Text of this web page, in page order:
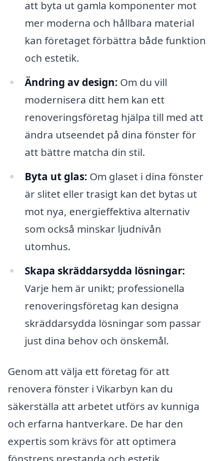
att byta ut gamla komponenter mot
mer moderna och hållbara material
kan företaget förbättra både funktion
och estetik.
Ändring av design: Om du vill
modernisera ditt hem kan ett
renoveringsföretag hjälpa till med att
ändra utseendet på dina fönster för
att bättre matcha din stil.
Byta ut glas: Om glaset i dina fönster
är slitet eller trasigt kan det bytas ut
mot nya, energieffektiva alternativ
som också minskar ljudnivån
utomhus.
Skapa skräddarsydda lösningar:
Varje hem är unikt; professionella
renoveringsföretag kan designa
skräddarsydda lösningar som passar
just dina behov och önskemål.
Genom att välja ett företag för att
renovera fönster i Vikarbyn kan du
säkerställa att arbetet utförs av kunniga
och erfarna hantverkare. De har den
expertis som krävs för att optimera